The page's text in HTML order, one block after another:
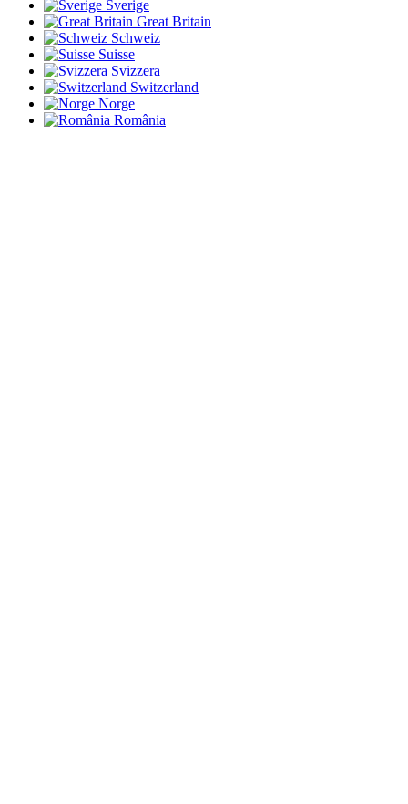
Sverige
Great Britain
Schweiz
Suisse
Svizzera
Switzerland
Norge
România